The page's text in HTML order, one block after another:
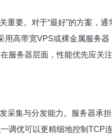
重要。对于“最好”的方案，
高带宽VPS或裸金属服务
服务器层面，性能优先应
采集与分发能力。服务器承
优可以更精细地控制TCP